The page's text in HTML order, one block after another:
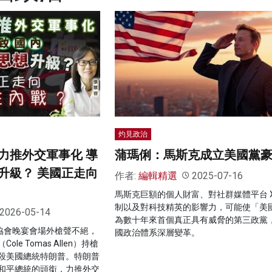
推外交軍事化 導
級？ 美國正走向
2026-05-14
晚宴會場外槍聲不絕，
Cole Tomas Allen）持槍
美國總統特朗普。特朗普
平總統的頭銜，力推外交
灼見政治
蒲瑪俐：馬斯克成立美國黨
作者: 編輯精選 2025-07-16
馬斯克巨額的個人財富、對社群媒體平台
制以及對科技精英的影響力，可能使「美
為數十年來首個真正具有威脅的第三政黨
國政治體系深層變革。